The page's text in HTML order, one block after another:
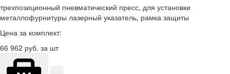
трехпозиционный пневматический пресс, для установки
металлофурнитуры лазерный указатель, рамка защиты
Цена за комплект:
66 962 руб. за шт